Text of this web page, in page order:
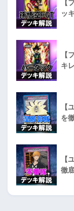
【
ッ
【
キ
【
を
【
徹